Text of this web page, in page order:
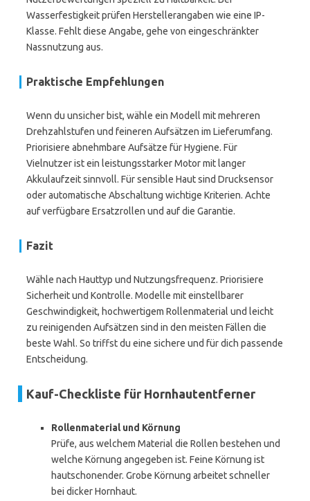
Wasserfestigkeit prüfen Herstellerangaben wie eine IP-
Klasse. Fehlt diese Angabe, gehe von eingeschränkter
Nassnutzung aus.
Praktische Empfehlungen
Wenn du unsicher bist, wähle ein Modell mit mehreren
Drehzahlstufen und feineren Aufsätzen im Lieferumfang.
Priorisiere abnehmbare Aufsätze für Hygiene. Für
Vielnutzer ist ein leistungsstarker Motor mit langer
Akkulaufzeit sinnvoll. Für sensible Haut sind Drucksensor
oder automatische Abschaltung wichtige Kriterien. Achte
auf verfügbare Ersatzrollen und auf die Garantie.
Fazit
Wähle nach Hauttyp und Nutzungsfrequenz. Priorisiere
Sicherheit und Kontrolle. Modelle mit einstellbarer
Geschwindigkeit, hochwertigem Rollenmaterial und leicht
zu reinigenden Aufsätzen sind in den meisten Fällen die
beste Wahl. So triffst du eine sichere und für dich passende
Entscheidung.
Kauf-Checkliste für Hornhautentferner
Rollenmaterial und Körnung
Prüfe, aus welchem Material die Rollen bestehen und
welche Körnung angegeben ist. Feine Körnung ist
hautschonender. Grobe Körnung arbeitet schneller
bei dicker Hornhaut.